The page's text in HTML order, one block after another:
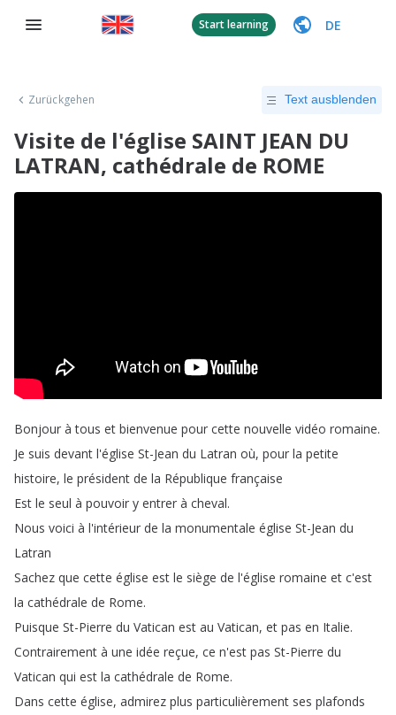
Start learning DE
Zurückgehen Text ausblenden
Visite de l'église SAINT JEAN DU
LATRAN, cathédrale de ROME
Bonjour à tous et bienvenue pour cette nouvelle vidéo romaine.
Je suis devant l'église St-Jean du Latran où, pour la petite
histoire, le président de la République française
Est le seul à pouvoir y entrer à cheval.
Nous voici à l'intérieur de la monumentale église St-Jean du
Latran
Sachez que cette église est le siège de l'église romaine et c'est
la cathédrale de Rome.
Puisque St-Pierre du Vatican est au Vatican, et pas en Italie.
Contrairement à une idée reçue, ce n'est pas St-Pierre du
Vatican qui est la cathédrale de Rome.
Dans cette église, admirez plus particulièrement ses plafonds